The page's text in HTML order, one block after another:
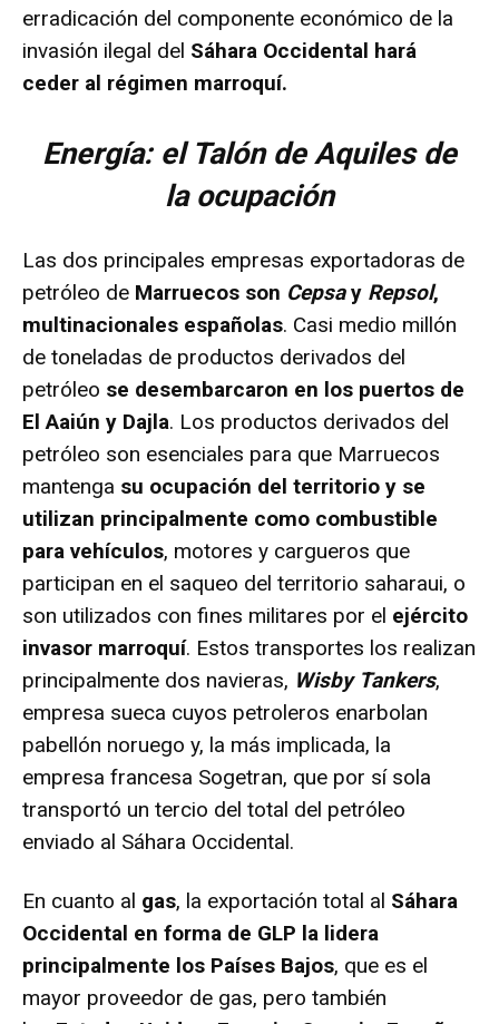
erradicación del componente económico de la
invasión ilegal del Sáhara Occidental hará
ceder al régimen marroquí.
Energía: el Talón de Aquiles de
la ocupación
Las dos principales empresas exportadoras de
petróleo de Marruecos son Cepsay Repsol,
multinacionales españolas. Casi medio millón
de toneladas de productos derivados del
petróleo se desembarcaron en los puertos de
El Aaiún y Dajla. Los productos derivados del
petróleo son esenciales para que Marruecos
mantenga su ocupación del territorio y se
utilizan principalmente como combustible
para vehículos, motores y cargueros que
participan en el saqueo del territorio saharaui, o
son utilizados con fines militares por el ejército
invasor marroquí. Estos transportes los realizan
principalmente dos navieras, Wisby Tankers,
empresa sueca cuyos petroleros enarbolan
pabellón noruego y, la más implicada, la
empresa francesa Sogetran, que por sí sola
transportó un tercio del total del petróleo
enviado al Sáhara Occidental.
En cuanto al gas, la exportación total al Sáhara
Occidental en forma de GLP la lidera
principalmente los Países Bajos, que es el
mayor proveedor de gas, pero también